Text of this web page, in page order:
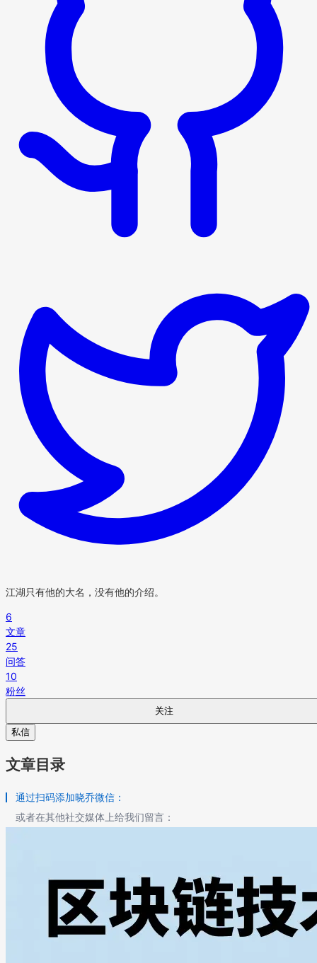
江湖只有他的大名，没有他的介绍。
6
文章
25
问答
10
粉丝
关注
私信
文章目录
通过扫码添加晓乔微信：
或者在其他社交媒体上给我们留言：